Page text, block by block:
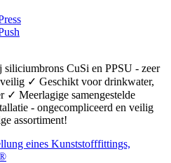
CuSi en PPSU - zeer
✓ Geschikt voor drinkwater,
✓ Meerlagige samengestelde
- ongecompliceerd en veilig
assortiment!